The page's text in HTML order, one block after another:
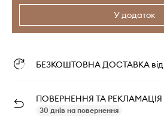
У додаток
БЕЗКОШТОВНА ДОСТАВКА від
ПОВЕРНЕННЯ ТА РЕКЛАМАЦІЯ
30 днів на повернення